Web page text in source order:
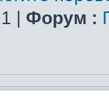
1 | Форум :